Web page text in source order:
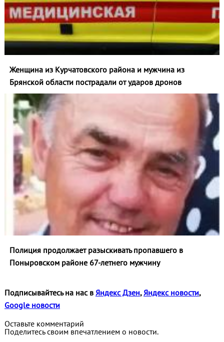
Женщина из Курчатовского района и мужчина из
Брянской области пострадали от ударов дронов
Полиция продолжает разыскивать пропавшего в
Поныровском районе 67-летнего мужчину
Подписывайтесь на нас в Яндекс Дзен,Яндекс новости,
Google новости
Оставьте комментарий
Поделитесь своим впечатлением о новости.